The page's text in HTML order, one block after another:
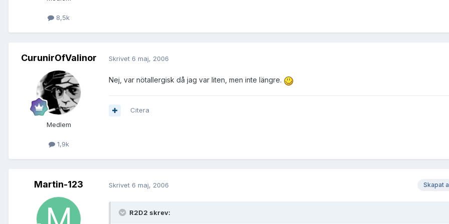
8,5k
CurunirOfValinor
Medlem
1,9k
Skrivet 6 maj, 2006
Nej, var nötallergisk då jag var liten, men inte längre.
Citera
Martin-123 Skapat
Skrivet 6 maj, 2006
R2D2 skrev: